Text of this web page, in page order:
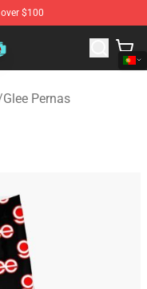
$100
Shop
Glee Pernas